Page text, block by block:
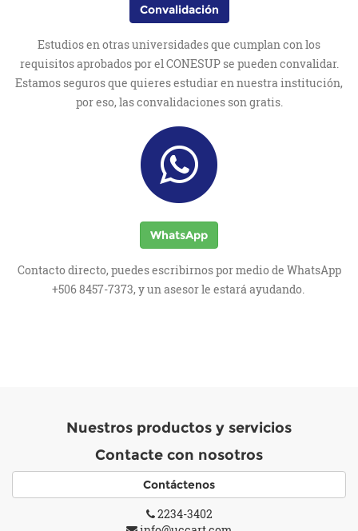
Convalidación
Estudios en otras universidades que cumplan con los
requisitos aprobados por el CONESUP se pueden convalidar.
Estamos seguros que quieres estudiar en nuestra institución,
por eso, las convalidaciones son gratis.
WhatsApp
Contacto directo, puedes escribirnos por medio de WhatsApp
+506 8457-7373, y un asesor le estará ayudando.
Nuestros productos y servicios
Contacte con nosotros
Contáctenos
2234-3402